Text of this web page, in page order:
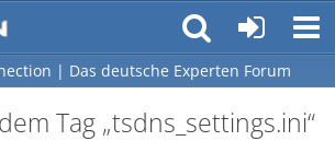
| Das deutsche Experten Forum
Tag „tsdns_settings.ini“